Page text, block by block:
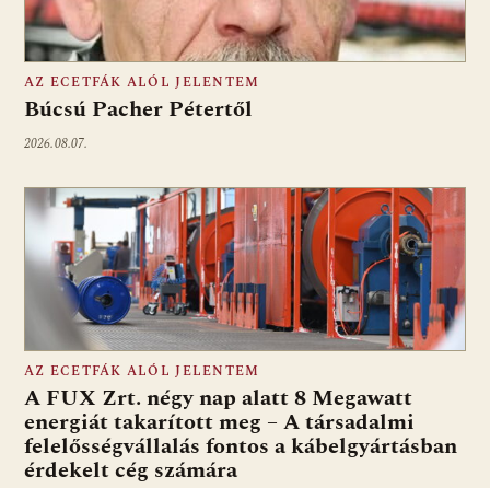
AZ ECETFÁK ALÓL JELENTEM
Búcsú Pacher Pétertől
2026.08.07.
AZ ECETFÁK ALÓL JELENTEM
A FUX Zrt. négy nap alatt 8 Megawatt
energiát takarított meg – A társadalmi
felelősségvállalás fontos a kábelgyártásban
érdekelt cég számára